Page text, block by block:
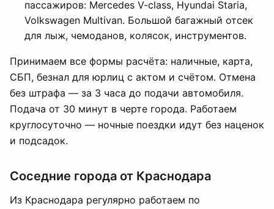
пассажиров: Mercedes V-class, Hyundai Staria,
Volkswagen Multivan. Большой багажный отсек
для лыж, чемоданов, колясок, инструментов.
Принимаем все формы расчёта: наличные, карта,
СБП, безнал для юрлиц с актом и счётом. Отмена
без штрафа — за 3 часа до подачи автомобиля.
Подача от 30 минут в черте города. Работаем
круглосуточно — ночные поездки идут без наценок
и подсадок.
Соседние города от Краснодара
Из Краснодара регулярно работаем по